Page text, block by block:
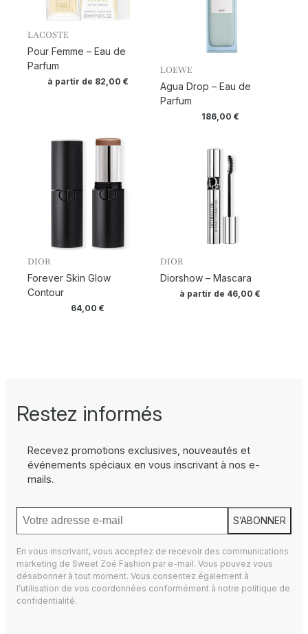
LACOSTE
Pour Femme – Eau de
Parfum
à partir de 82,00 €
LOEWE
Agua Drop – Eau de
Parfum
186,00 €
DIOR
Forever Skin Glow
Contour
64,00€
DIOR
Diorshow – Mascara
à partir de 46,00€
Restez informés
Recevez promotions exclusives, nouveautés et
événements spéciaux en vous inscrivant à nos e-
mails.
S’ABONNER
En vous inscrivant, vous acceptez de recevoir des communications
marketing de Sweet Zoé Fashion par e-mail. Vous pouvez vous
désabonner à tout moment. Vous consentez également à
l’utilisation de vos coordonnées conformément à notre politique de
confidentialité.